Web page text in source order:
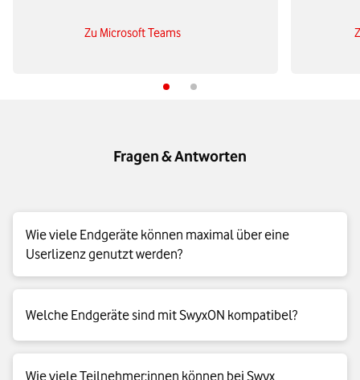
Zu Microsoft Teams
Fragen & Antworten
Wie viele Endgeräte können maximal über eine
Userlizenz genutzt werden?
(PC), DECT, Mobile App, Tischtelefon.
Welche Endgeräte sind mit SwyxON kompatibel?
SwyxON unterstützt eine breite Auswahl an Telefonen und
Wie viele Teilnehmer:innen können bei Swyx